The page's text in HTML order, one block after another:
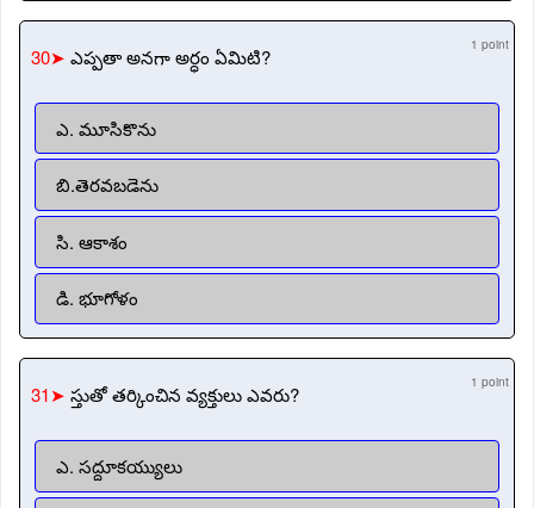
30➤ ఎప్పతా అనగా అర్ధం ఏమిటి? 1 point
ఎ. మూసికొను
బి.తెరవబడెను
సి. ఆకాశం
డి. భూగోళం
31➤ స్తుతో తర్కించిన వ్యక్తులు ఎవరు? 1 point
ఎ. సద్దూకయ్యులు